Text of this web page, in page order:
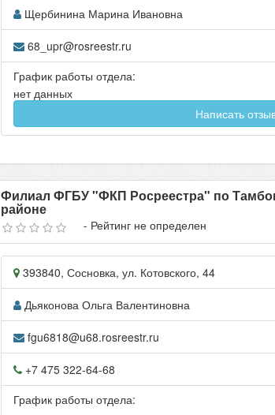
Щербинина Марина Ивановна
68_upr@rosreestr.ru
График работы отдела:
нет данных
Написать
Филиал ФГБУ "ФКП Росреестра" по
районе
- Рейтинг не определен
393840,Сосновка, ул. Котовского, 44
Дьяконова Ольга Валентиновна
fgu6818@u68.rosreestr.ru
+7 475 322-64-68
График работы отдела: